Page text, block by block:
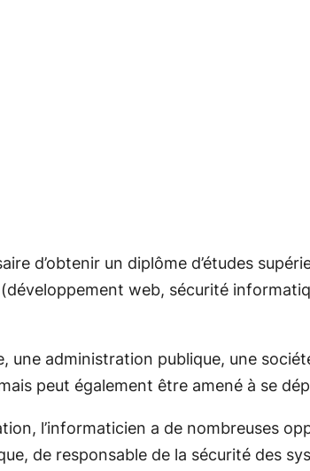
d’obtenir un diplôme d’études
web, sécurité
administration publique, une
peut également être amené à se
l’informaticien a de nombreuses
de responsable de la sécurité des